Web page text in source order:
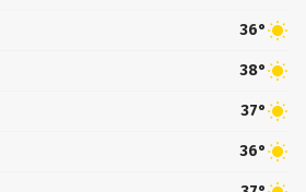
36°
38°
37°
36°